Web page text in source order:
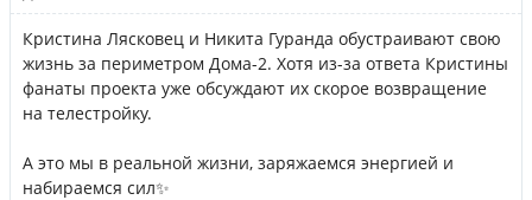
Кристина Лясковец и Никита Гуранда обустраивают свою
жизнь за периметром Дома-2. Хотя из-за ответа Кристины
фанаты проекта уже обсуждают их скорое возвращение
на телестройку.
А это мы в реальной жизни, заряжаемся энергией и
набираемся сил✨